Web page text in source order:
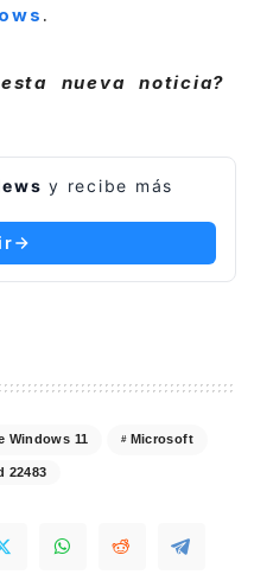
.
nueva noticia?
y recibe más
Windows 11 Microsoft
22483